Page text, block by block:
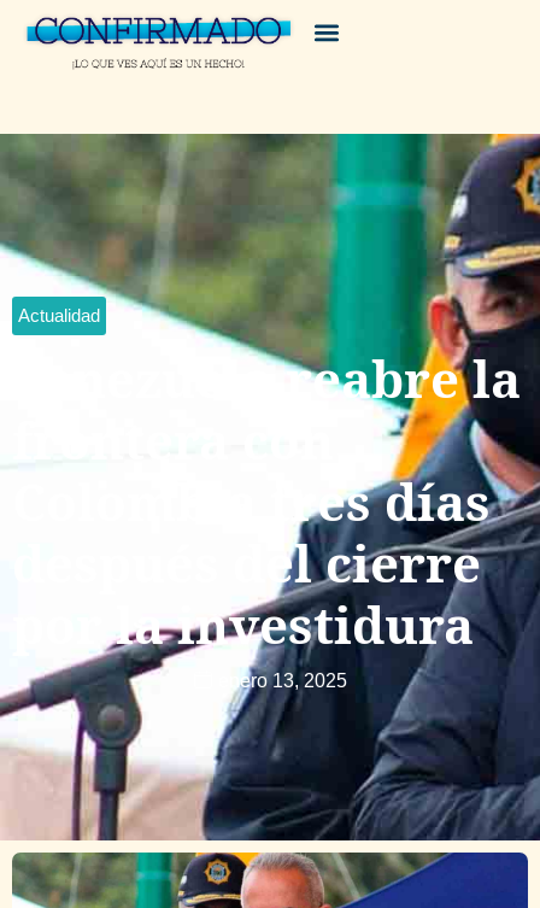
Actualidad
Venezuela reabre la
Colombia tres días
después del cierre
por la investidura
enero 13, 2025